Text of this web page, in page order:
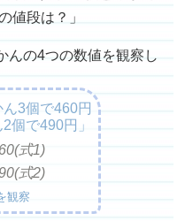
値段は？」
んの4つの数値を観察し
ん3個で460円
個で490円」
式1)
式2)
観察